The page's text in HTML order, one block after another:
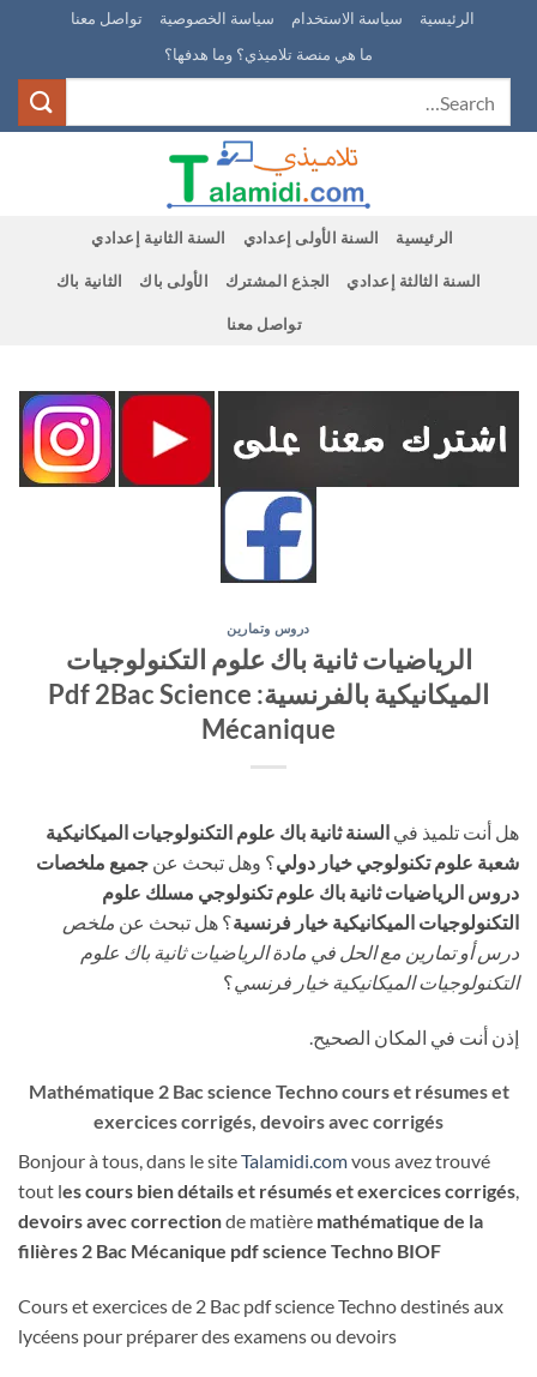
content
الرئيسية سياسة الاستخدام سياسة الخصوصية
تواصل معنا
ما هي منصة تلاميذي؟ وما هدفها؟
الرئيسية السنة الأولى إعدادي السنة الثانية إعدادي
السنة الثالثة إعدادي الجذع المشترك الأولى باك الثانية باك
تواصل معنا
دروس وتمارين
الرياضيات ثانية باك علوم التكنولوجيات
الميكانيكية بالفرنسية: Pdf 2Bac Science
Mécanique
هل أنت تلميذ في السنة ثانية باك علوم التكنولوجيات الميكانيكية
شعبة علوم تكنولوجي خيار دولي؟ وهل تبحث عن جميع ملخصات
دروس الرياضيات ثانية باك علوم تكنولوجي مسلك علوم
التكنولوجيات الميكانيكية خيار فرنسية؟ هل تبحث عن ملخص
درس أو تمارين مع الحل في مادة الرياضيات ثانية باك علوم
التكنولوجيات الميكانيكية خيار فرنسي؟
إذن أنت في المكان الصحيح.
Mathématique 2 Bac science Techno cours et résumes et
exercices corrigés, devoirs avec corrigés
Bonjour à tous, dans le siteTalamidi.comvous avez trouvé
tout les cours bien détails et résumés et exercices corrigés,
devoirs avec correctionde matière mathématique de la
filières 2 Bac Mécanique pdf science Techno BIOF
Cours et exercices de 2 Bac pdf science Techno destinés aux
lycéens pour préparer des examens ou devoirs